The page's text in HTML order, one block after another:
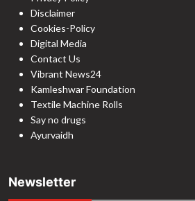
Disclaimer
Cookies-Policy
Digital Media
Contact Us
Vibrant News24
Kamleshwar Foundation
Textile Machine Rolls
Say no drugs
Ayurvaidh
Newsletter